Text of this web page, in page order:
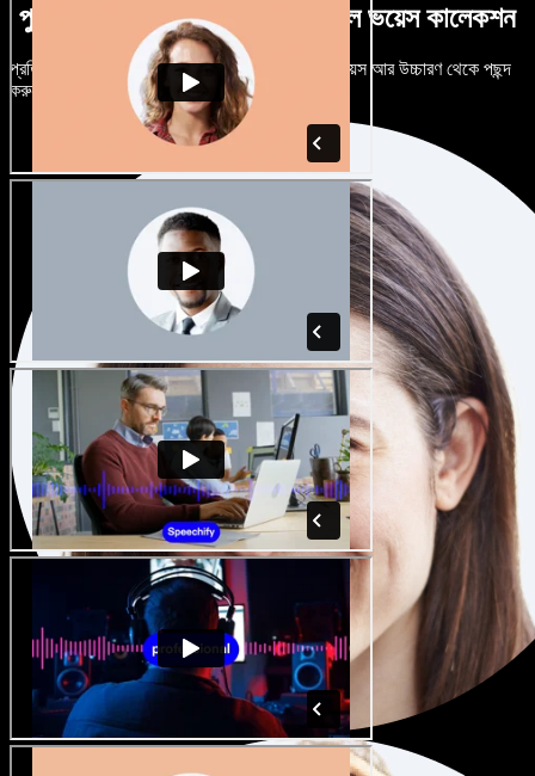
পুরুষ-নারী ভেদে নানান উচ্চারণে বিশাল ভয়েস কালেকশন
প্রতিটি প্রজেক্টকে আলাদা শোনাতে দিন। শত শত AI ভয়েস আর উচ্চারণ থেকে পছন্দ
করুন, নিজের মতো টিউন করুন।